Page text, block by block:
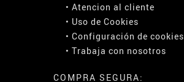
• Atencion al cliente
• Uso de Cookies
• Configuración de cookies
• Trabaja con nosotros
COMPRA SEGURA: